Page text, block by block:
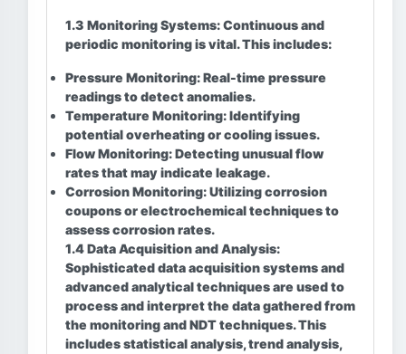
1.3 Monitoring Systems:Continuous and
periodic monitoring is vital. This includes:
Pressure Monitoring:Real-time pressure
readings to detect anomalies.
Temperature Monitoring:Identifying
potential overheating or cooling issues.
Flow Monitoring:Detecting unusual flow
rates that may indicate leakage.
Corrosion Monitoring:Utilizing corrosion
coupons or electrochemical techniques to
assess corrosion rates.
1.4 Data Acquisition and Analysis:
Sophisticated data acquisition systems and
advanced analytical techniques are used to
process and interpret the data gathered from
the monitoring and NDT techniques. This
includes statistical analysis, trend analysis,